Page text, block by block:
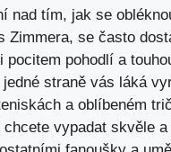
nad tím, jak se
Zimmera, se často
pocitem pohodlí a
jedné straně vás láká
a oblíbeném
chcete vypadat skvěle a